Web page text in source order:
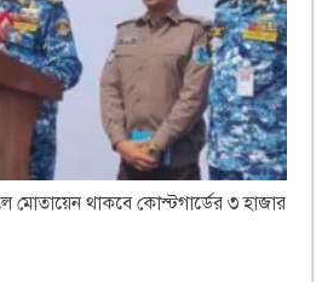
মোতায়েন থাকবে কোস্টগার্ডের ৩ হাজার